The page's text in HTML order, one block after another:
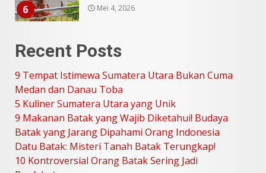
6 Mei 4, 2026
SUCI Season 11: Finalis Stand
April 23, 2026
1
9 Tempat Istimewa Sumatera
Utara Bukan Cuma Medan dan
Danau Toba
Juli 31, 2026
Recent Posts
9 Tempat Istimewa Sumatera Utara Bukan Cuma
Medan dan Danau Toba
5 Kuliner Sumatera Utara yang Unik
9 Makanan Batak yang Wajib Diketahui! Budaya
Batak yang Jarang Dipahami Orang Indonesia
Datu Batak: Misteri Tanah Batak Terungkap!
10 Kontroversial Orang Batak Sering Jadi